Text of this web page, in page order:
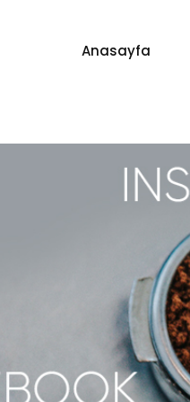
Anasayfa